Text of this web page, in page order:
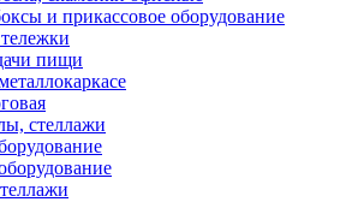
и прикассовое оборудование
пищи
стеллажи